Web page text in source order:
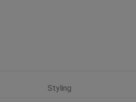
Styling